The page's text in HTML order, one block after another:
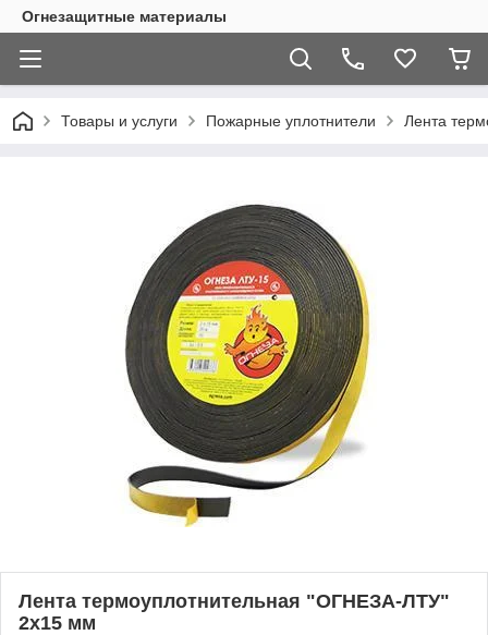
Огнезащитные материалы
Товары и услуги Пожарные уплотнители Лента
Лента термоуплотнительная "ОГНЕЗА-ЛТУ"
2х15 мм